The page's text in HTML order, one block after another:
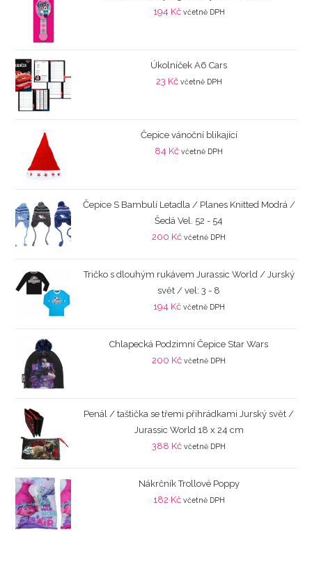
194 Kč včetně DPH
Úkolníček A6 Cars
23 Kč včetně DPH
Čepice vánoční blikající
84 Kč včetně DPH
Čepice S Bambulí Letadla / Planes Knitted Modrá /
Šedá Vel. 52 - 54
200 Kč včetně DPH
Tričko s dlouhým rukávem Jurassic World / Jurský
svět / vel: 3 - 8
194 Kč včetně DPH
Chlapecká Podzimní Čepice Star Wars
200 Kč včetně DPH
Penál / taštička se třemi přihrádkami Jurský svět /
Jurassic World 18 x 24 cm
388 Kč včetně DPH
Nákrčník Trollové Poppy
182 Kč včetně DPH